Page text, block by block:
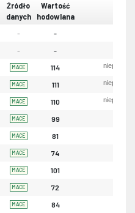
Źródło
danych
Wartość
hodowlana
- -
- -
MACE 114
MACE 111
MACE 110
MACE 99
MACE 81
MACE 74
MACE 101
MACE 72
MACE 84